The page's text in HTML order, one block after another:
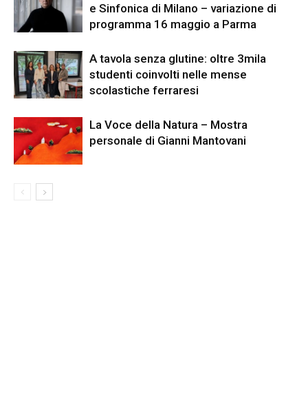
e Sinfonica di Milano – variazione di
programma 16 maggio a Parma
A tavola senza glutine: oltre 3mila
studenti coinvolti nelle mense
scolastiche ferraresi
La Voce della Natura – Mostra
personale di Gianni Mantovani